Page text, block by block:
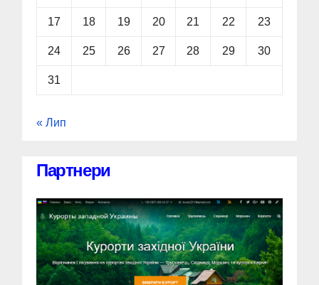
17 18 19 20 21 22 23
24 25 26 27 28 29 30
31
« Лип
Партнери